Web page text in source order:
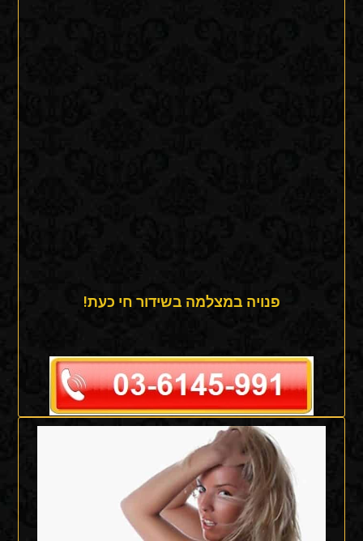
פנויה במצלמה בשידור חי כעת!